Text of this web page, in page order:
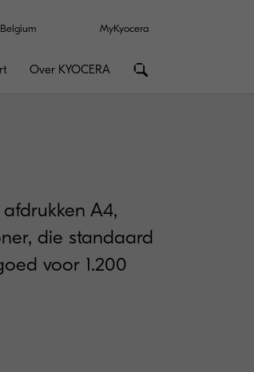
Belgium MyKyocera
Over KYOCERA
A4,
die standaard
voor 1.200